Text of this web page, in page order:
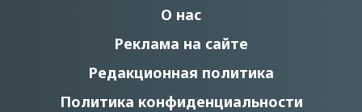
О нас
Реклама на сайте
Редакционная политика
Политика конфиденциальности